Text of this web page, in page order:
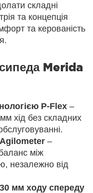
складні
та концепція
та керованість
Merida
P-Flex –
хід без складних
–
між
незалежно від
мм ходу спереду